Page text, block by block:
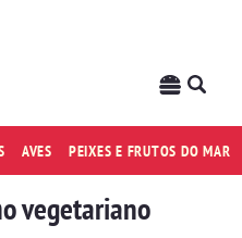
AVES PEIXES E FRUTOS DO MAR
vegetariano